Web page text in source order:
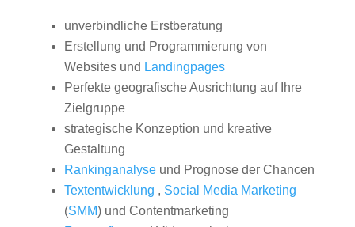
unverbindliche Erstberatung
Erstellung und Programmierung von
Websites und Landingpages
Perfekte geografische Ausrichtung auf Ihre
Zielgruppe
strategische Konzeption und kreative
Gestaltung
Rankinganalyseund Prognose der Chancen
Textentwicklung , Social Media Marketing
(SMM) und Contentmarketing